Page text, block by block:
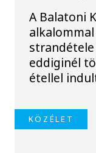
A Balatoni
eddiginél
étellel
KÖZÉLET